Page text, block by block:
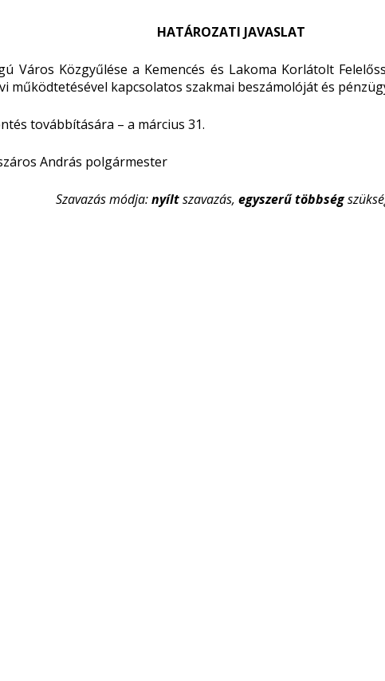
HATÁROZATI JAVASLAT
Város Közgyűlése a Kemencés és Lakoma Korlátolt
működtetésével kapcsolatos szakmai beszámolóját és
továbbítására – a március 31.
András polgármester
Szavazás módja:nyíltszavazás, egyszerűtöbbség